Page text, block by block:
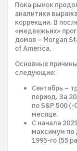
Пока рынок
аналитики
коррекции. В
«медвежьих»
домов – Morgan
of America.
Основные
следующие:
Сентябрь –
период. За
по S&P 500
месяце.
С начала
максимум по
1995-го (55